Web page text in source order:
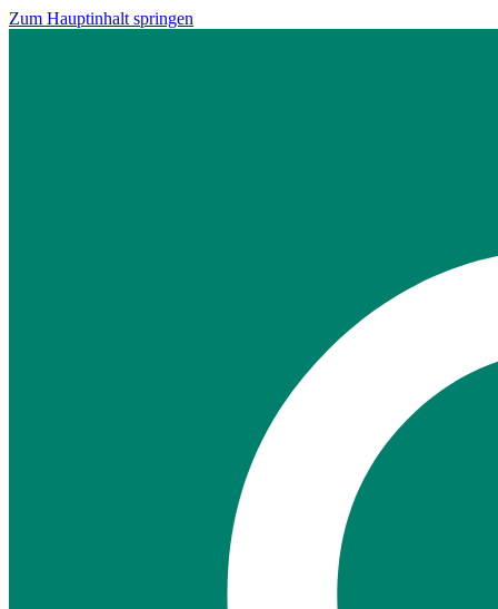
Zum Hauptinhalt springen